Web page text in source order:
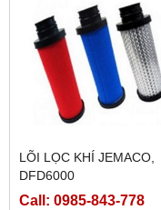
LÕI LỌC KHÍ JEMACO,
DFD6000
Call: 0985-843-778